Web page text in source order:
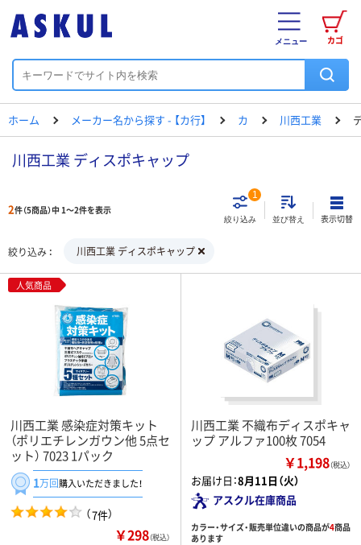
カゴ
メニュー
ホーム メーカー名から探す - 【カ行】 カ 川西工業
川西工業 ディスポキャップ
2件（5商品）中 1～2件を表示
絞り込み
1
並び替え 表示切替
絞り込み 川西工業 ディスポキャップ
人気商品
川西工業 感染症対策キット
（ポリエチレンガウン他 5点セ
ット） 7023 1パック
1万回購入いただきました！
（7件）
￥298（税込）
川西工業 不織布ディスポキャ
ップ アルファ100枚 7054
￥1,198（税込）
お届け日：8月11日（火）
アスクル在庫商品
カラー・サイズ・販売単位違いの商品が4商品
あります